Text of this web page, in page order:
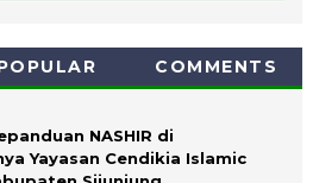
COMMENTS
NASHIR di
Yayasan Cendikia Islamic